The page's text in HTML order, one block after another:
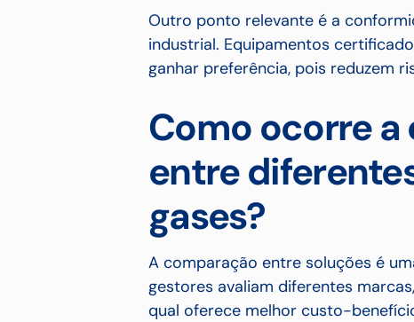
Outro ponto relevante é a
industrial. Equipamentos
ganhar preferência, pois reduzem
Como ocorre
entre
gases?
A comparação entre soluções é
gestores avaliam diferentes
qual oferece melhor custo-